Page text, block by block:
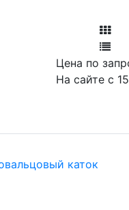
Цена по
На сайте с
каток